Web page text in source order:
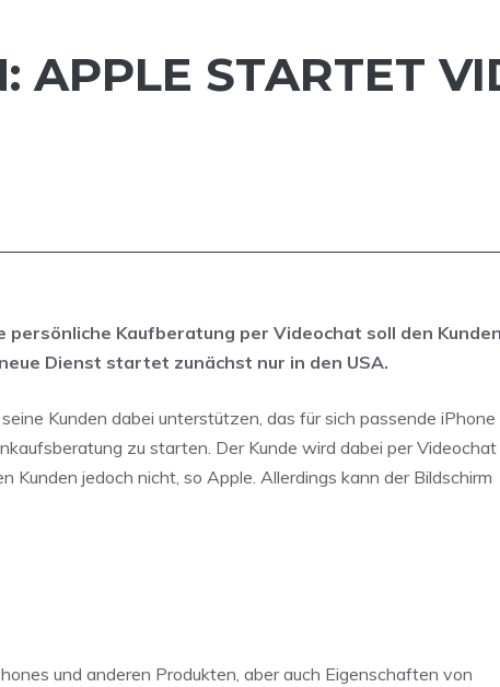
APPLE STARTET
Kaufberatung per Videochat soll den Kunden
Dienst startet zunächst nur in den USA.
Kunden dabei unterstützen, das für sich passende iPhone
zu starten. Der Kunde wird dabei per Videochat
jedoch nicht, so Apple. Allerdings kann der Bildschirm
und anderen Produkten, aber auch Eigenschaften von